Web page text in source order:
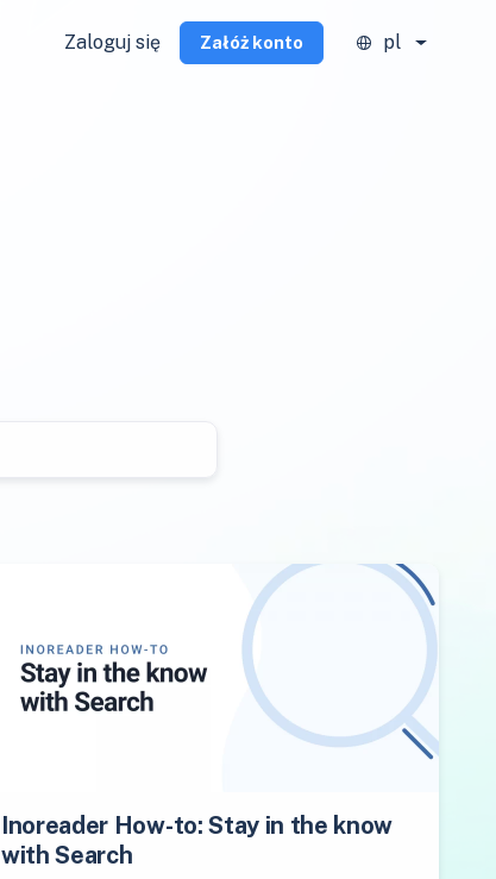
Zaloguj się Załóż konto pl
Inoreader How-to: Stay in the know
with Search